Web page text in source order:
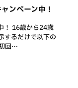
ンペーン中！
！ 16歳から24歳
するだけで以下の
回…